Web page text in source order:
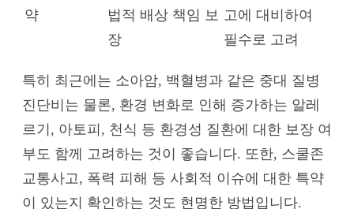
약
법적 배상 책임 보
장
고에 대비하여
필수로 고려
특히 최근에는 소아암, 백혈병과 같은 중대 질병
진단비는 물론, 환경 변화로 인해 증가하는 알레
르기, 아토피, 천식 등 환경성 질환에 대한 보장 여
부도 함께 고려하는 것이 좋습니다. 또한, 스쿨존
교통사고, 폭력 피해 등 사회적 이슈에 대한 특약
이 있는지 확인하는 것도 현명한 방법입니다.